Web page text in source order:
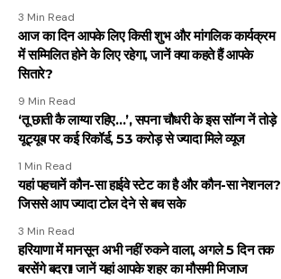
3 Min Read
आज का दिन आपके लिए किसी शुभ और मांगलिक कार्यक्रम
में सम्मिलित होने के लिए रहेगा, जानें क्या कहते हैं आपके
सितारे?
9 Min Read
‘तू छाती कै लाग्या रहिए…’, सपना चौधरी के इस सॉन्ग नें तोड़े
यूट्यूब पर कई रिकॉर्ड, 53 करोड़ से ज्यादा मिले व्यूज
1 Min Read
यहां पहचानें कौन-सा हाईवे स्टेट का है और कौन-सा नेशनल?
जिससे आप ज्यादा टोल देने से बच सके
3 Min Read
हरियाणा में मानसून अभी नहीं रुकने वाला, अगले 5 दिन तक
बरसेंगे बदरा! जानें यहां आपके शहर का मौसमी मिजाज